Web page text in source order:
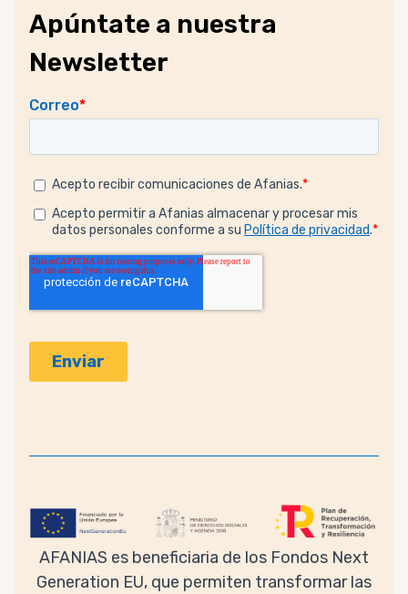
Apúntate a nuestra
Newsletter
AFANIAS es beneficiaria de los Fondos Next
Generation EU, que permiten transformar las